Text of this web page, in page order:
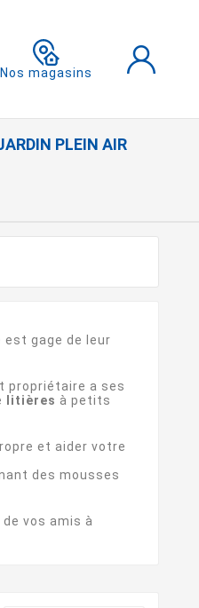
Nos magasins
PLEIN AIR
est gage de leur
propriétaire a ses
litières à petits
et aider votre
des mousses
vos amis à